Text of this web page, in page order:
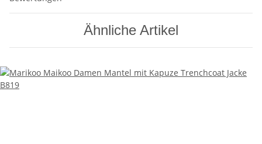
Ähnliche Artikel